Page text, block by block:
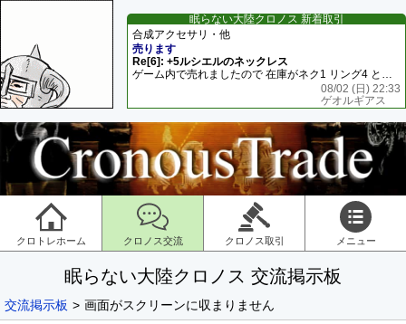
眠らない大陸クロノス 新着取引
合成アクセサリ・他
売ります
Re[6]: +5ルシエルのネックレス
ゲーム内で売れましたので 在庫がネク1 リング4 となります リングのお値段は80G といたします
08/02 (日) 22:33
ゲオルギアス
クロトレホーム クロノス交流 クロノス取引 メニュー
眠らない大陸クロノス 交流掲示板
交流掲示板 画面がスクリーンに収まりません